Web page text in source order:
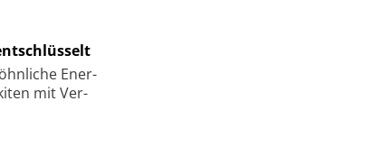
Ener­
mit Ver­